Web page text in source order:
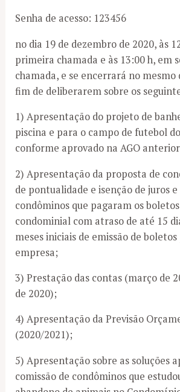
Senha de acesso: 123456
no dia 19 de dezembro de 2020, às
primeira chamada e às 13:00 h, em
chamada, e se encerrará no mesmo
fim de deliberarem sobre os
1) Apresentação do projeto de
piscina e para o campo de futebol
conforme aprovado na AGO
2) Apresentação da proposta de
de pontualidade e isenção de juros
condôminos que pagaram os
condominial com atraso de até 15
meses iniciais de emissão de
empresa;
3) Prestação das contas (março de
de 2020);
4) Apresentação da Previsão
(2020/2021);
5) Apresentação sobre as soluções
comissão de condôminos que